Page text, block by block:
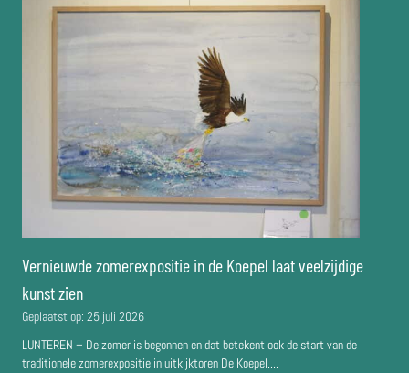
Vernieuwde zomerexpositie in de Koepel laat veelzijdige
kunst zien
Geplaatst op: 25 juli 2026
LUNTEREN – De zomer is begonnen en dat betekent ook de start van de
traditionele zomerexpositie in uitkijktoren De Koepel....